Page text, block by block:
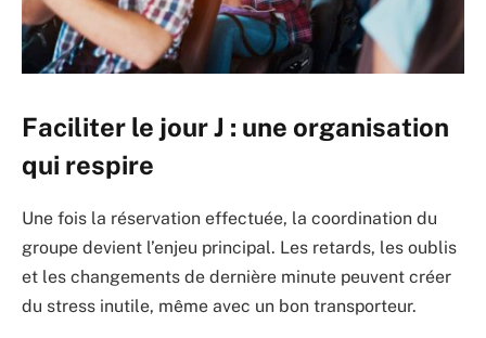
Faciliter le jour J : une organisation
qui respire
Une fois la réservation effectuée, la coordination du
groupe devient l’enjeu principal. Les retards, les oublis
et les changements de dernière minute peuvent créer
du stress inutile, même avec un bon transporteur.